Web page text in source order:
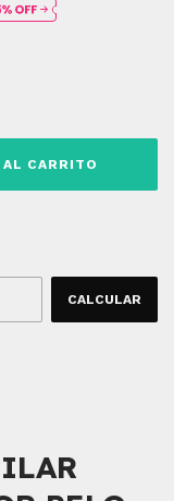
CALCULAR